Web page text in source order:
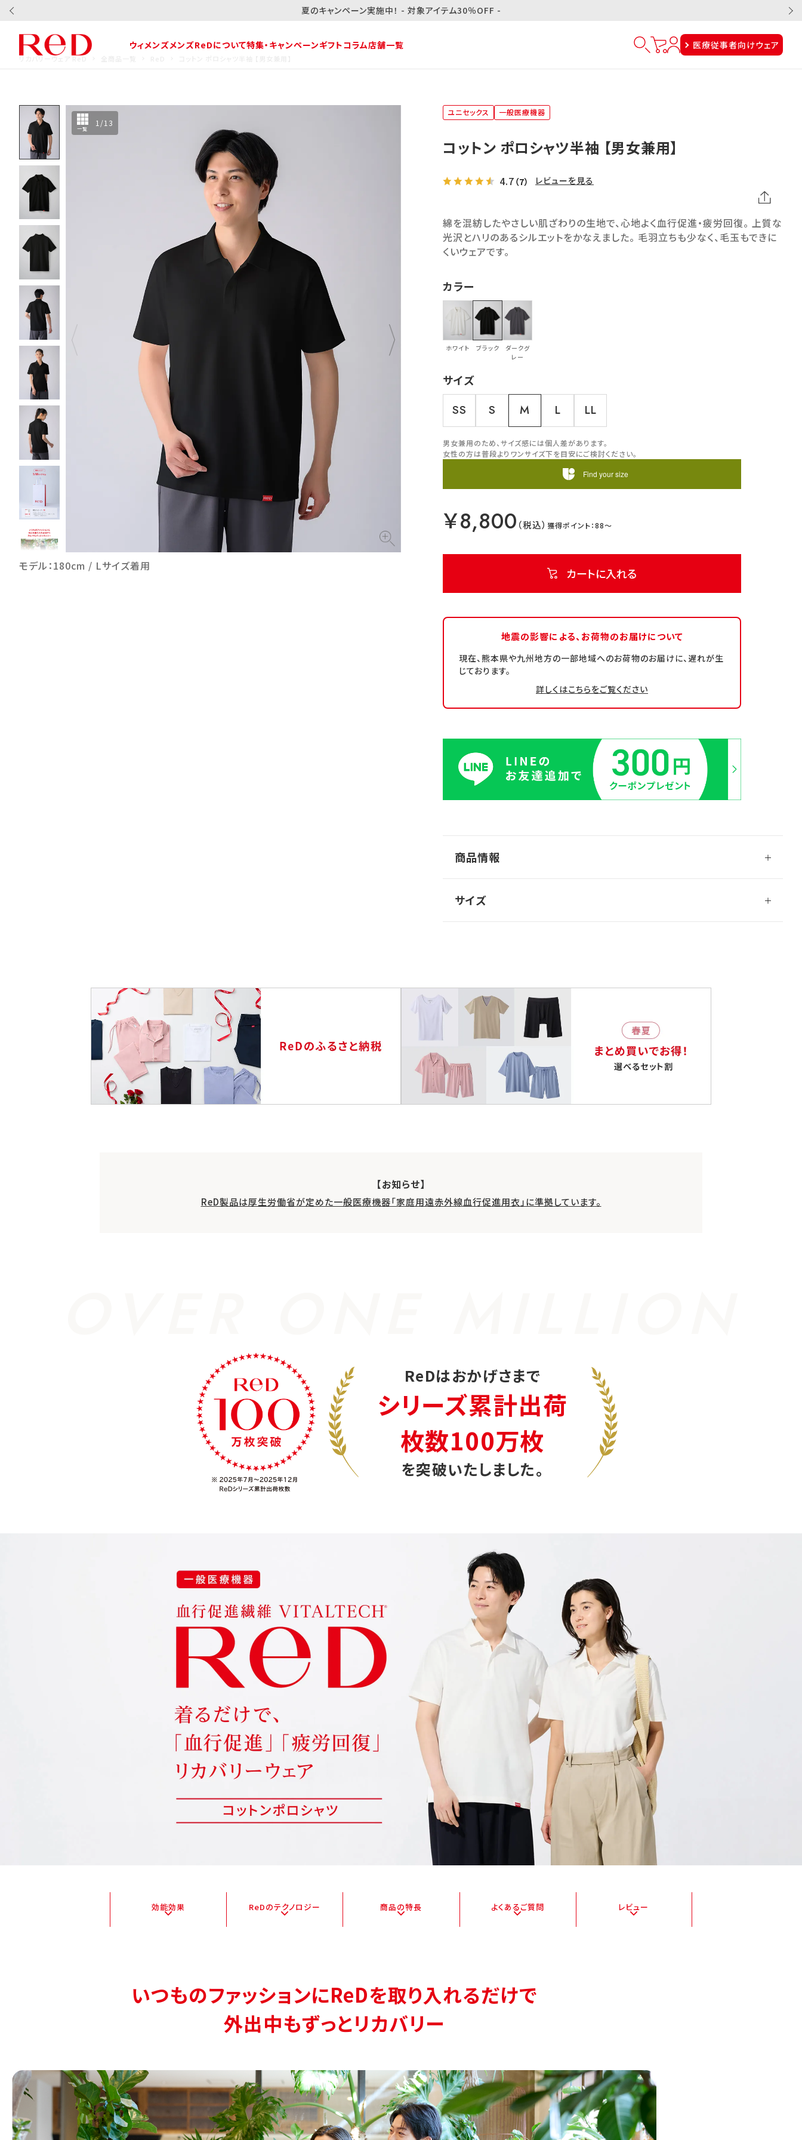
夏のキャンペーン実施中！ - 対象アイテム30％OFF -
ウィメンズメンズReDについて特集・キャンペーンギフトコラム店舗一覧 医療従事者向けウェア
リカバリーウェア ReD
ユニセックス 一般医療機器
コットン ポロシャツ半袖 【男女兼用】
4.7 （7） レビューを見る
綿を混紡したやさしい肌ざわりの生地で、心地よく血行促進・疲労回復。 上質な
光沢とハリのあるシルエットをかなえました。 毛羽立ちも少なく、毛玉もできに
くいウェアです。
一覧
1 /13
モデル：180cm / Lサイズ着用
カラー
ホワイト ブラック
ダークグ
レー
サイズ
SS S M L LL
￥8,800 88
カートに入れる
男女兼用のため、サイズ感には個人差があります。
女性の方は普段よりワンサイズ下を目安にご検討ください。
Find your size
地震の影響による、 お荷物のお届けについて
現在、熊本県や九州地方の一部地域へのお荷物のお届けに、遅れが生
じております。
詳しくはこちらをご覧ください
商品情報
サイズ
【お知らせ】
ReD製品は厚生労働省が定めた一般医療機器「家庭用遠赤外線血行促進用衣」に準拠しています。
ReDはおかげさまで
シリーズ累計出荷
枚数100万枚
を突破いたしました。
効能効果 ReDのテクノロジー 商品の特長 よくあるご質問 レビュー
いつものファッションにReDを取り入れるだけで
外出中もずっとリカバリー